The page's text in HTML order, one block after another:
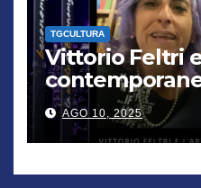
TGCULTURA
Vittorio Feltri
De Chirico.
genio”
AGO 10, 2025